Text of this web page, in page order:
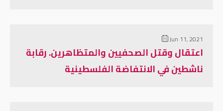
Jun 11, 2021
اعتقال وقتل الصحفيين والمتظاهرين. رقابة
ناشطين في الانتفاضة الفلسطينية